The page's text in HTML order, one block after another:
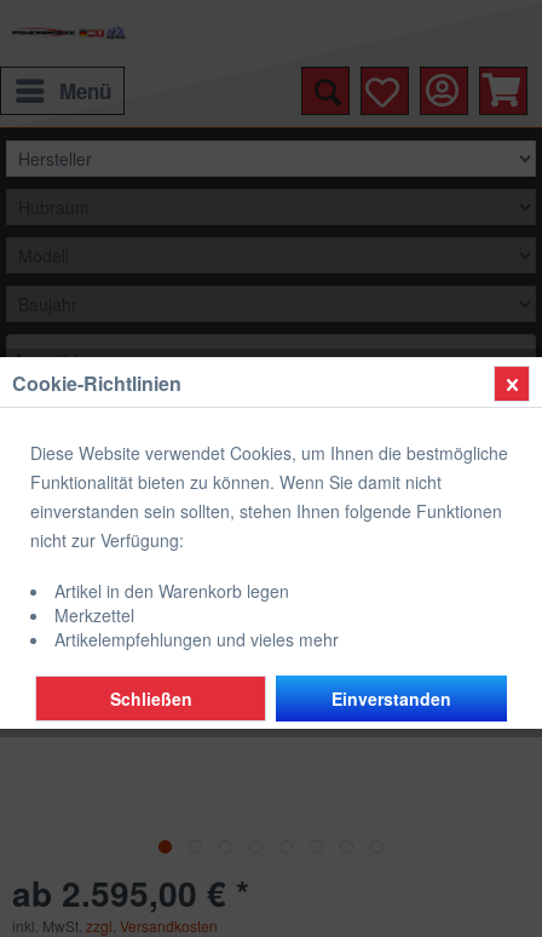
Menü
Auswählen
Kineo Drahtspeichenräder BMW F 800 R
ABS 2009-2012
ab 2.595,00 € *
inkl. MwSt. zzgl. Versandkosten
Cookie-Richtlinien
Diese Website verwendet Cookies, um Ihnen die bestmögliche
Funktionalität bieten zu können. Wenn Sie damit nicht
einverstanden sein sollten, stehen Ihnen folgende Funktionen
nicht zur Verfügung:
Artikel in den Warenkorb legen
Merkzettel
Artikelempfehlungen und vieles mehr
Einverstanden
Schließen